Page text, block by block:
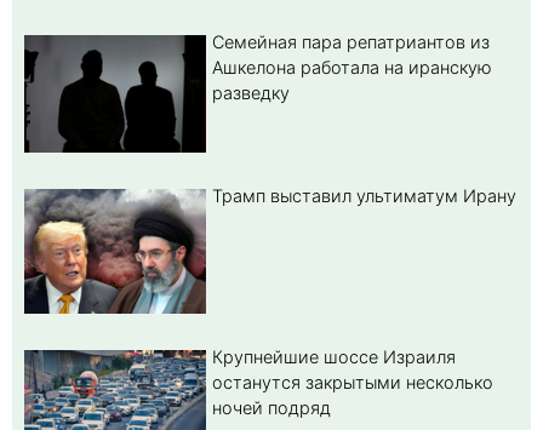
Семейная пара репатриантов из
Ашкелона работала на иранскую
разведку
Трамп выставил ультиматум Ирану
Крупнейшие шоссе Израиля
останутся закрытыми несколько
ночей подряд